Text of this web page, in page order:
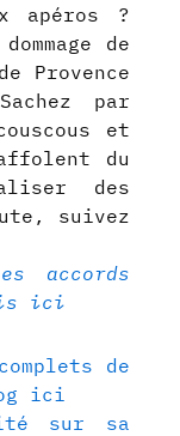
apéros ?
de
Provence
par
et
du
des
suivez
accords
ici
de
ici
sur sa